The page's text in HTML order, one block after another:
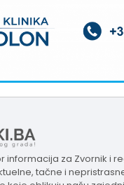
informacija za Zvornik i
tačne i